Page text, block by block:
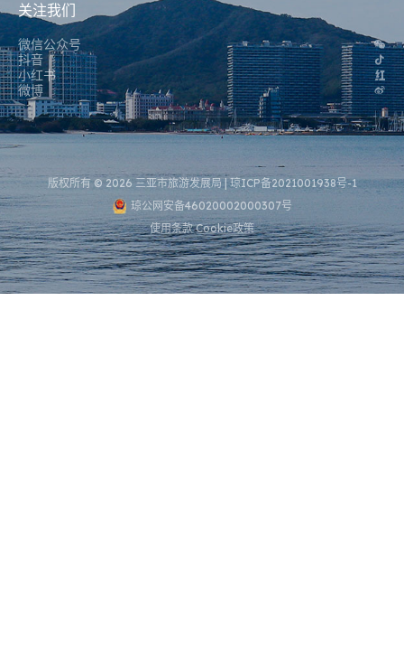
关注我们
微信公众号
抖音
小红书
微博
版权所有 © 2026 三亚市旅游发展局 |琼ICP备2021001938号-1
琼公网安备46020002000307号
使用条款Cookie政策